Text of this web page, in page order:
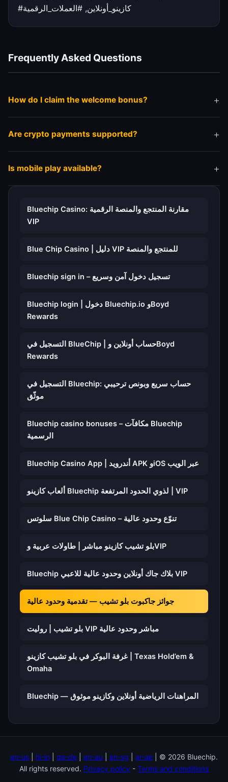
#كازينو_أونلاين, #العملات_الرقمية
Frequently Asked Questions
How do I claim the welcome bonus?
instructions inside your profile.
Are crypto payments supported?
popular cryptocurrencies.
Is mobile play available?
The platform is fully optimized for smartphones and
tablets.
Bluechip Casino: مقارنة المنتجع والمنصة الرقمية
VIP
Blue Chip Casino | دليل VIP للمنتجع والمنصة
Bluechip sign in – تسجيل دخول آمن وسريع
Bluechip login | دخول Bluechip.io وBoyd
Rewards
التسجيل في BlueChip | حساب أونلاين وBoyd
Rewards
التسجيل في Bluechip: حساب سريع وبونص ترحيبي
موثّق
Bluechip casino bonuses – مكافآت Bluechip
الرسمية
Bluechip Casino App | أندرويد APK وiOS عبر الويب
ألعاب كازينو Bluechip لذوي الحدود المرتفعة | VIP
سلوتس Blue Chip Casino – تنوّع وحدود عالية
بلو تشيب كازينو مباشر | طاولات عربية وVIP
Bluechip بلاك جاك أونلاين وحدود عالية للاعبي VIP
جوائز جاكبوت بلو تشيب — تقدمية وحدود عالية
بلو تشيب | روليت VIP مباشر وحدود عالية
غرفة البوكر في بلو تشيب كازينو | Texas Hold’em &
Omaha
Bluechip — المراهنات الرياضية أونلاين وكازينو موثوق
en-us hi-in de-de en-au en-sg ar-ae | © 2026 Bluechip.
All rights reserved. Privacy policy - Terms and conditions